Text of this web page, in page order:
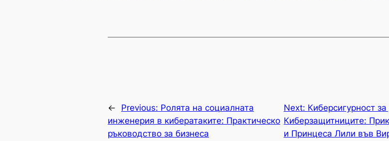
← Previous: Ролята на социалната
инженерия в кибератаките: Практическо
ръководство за бизнеса
Next: Киберсигурност
Киберзащитниците:
и Принцеса Лили във